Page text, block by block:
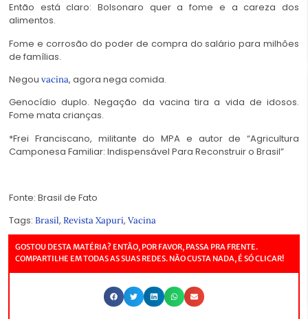
Então está claro: Bolsonaro quer a fome e a careza dos
alimentos.
Fome e corrosão do poder de compra do salário para milhões
de famílias.
Negou vacina, agora nega comida.
Genocídio duplo. Negação da vacina tira a vida de idosos.
Fome mata crianças.
*Frei Franciscano, militante do MPA e autor de “Agricultura
Camponesa Familiar: Indispensável Para Reconstruir o Brasil”
Fonte: Brasil de Fato
Tags: Brasil, Revista Xapuri, Vacina
GOSTOU DESTA MATÉRIA? ENTÃO, POR FAVOR, PASSA PRA FRENTE.
COMPARTILHE EM TODAS AS SUAS REDES. NÃO CUSTA NADA, É SÓ CLICAR!